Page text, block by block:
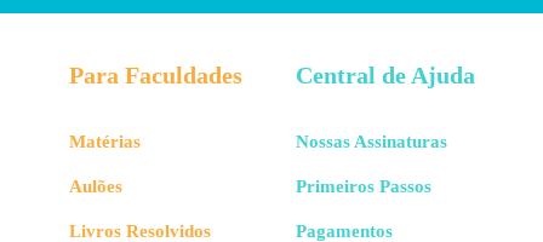
Para Faculdades
Matérias
Aulões
Livros Resolvidos
Central de Ajuda
Nossas Assinaturas
Primeiros Passos
Pagamentos